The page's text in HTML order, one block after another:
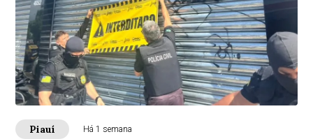
Piauí Há 1 semana